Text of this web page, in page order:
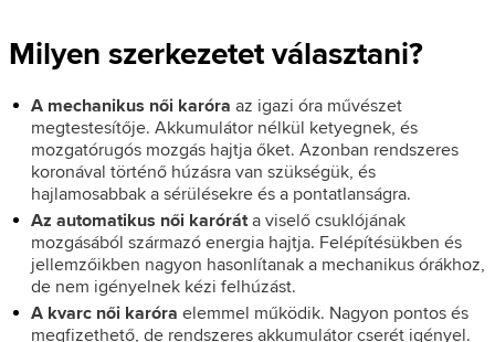
Milyen szerkezetet választani?
A mechanikus női karóra az igazi óra művészet
megtestesítője. Akkumulátor nélkül ketyegnek, és
mozgatórugós mozgás hajtja őket. Azonban rendszeres
koronával történő húzásra van szükségük, és
hajlamosabbak a sérülésekre és a pontatlanságra.
Az automatikus női karóráta viselő csuklójának
mozgásából származó energia hajtja. Felépítésükben és
jellemzőikben nagyon hasonlítanak a mechanikus órákhoz,
de nem igényelnek kézi felhúzást.
A kvarc női karóra elemmel működik. Nagyon pontos és
megfizethető, de rendszeres akkumulátor cserét igényel.